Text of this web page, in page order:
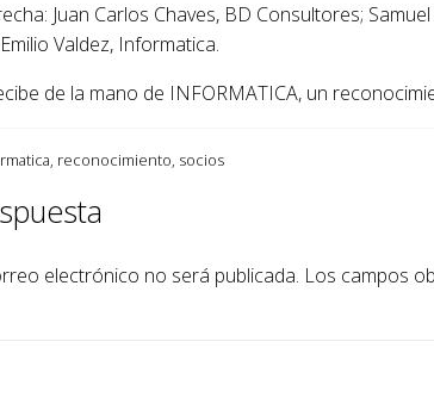
Juan Carlos Chaves, BD Consultores;
Valdez, Informatica.
de la mano de INFORMATICA, un
, reconocimiento, socios
electrónico no será publicada. Los campos